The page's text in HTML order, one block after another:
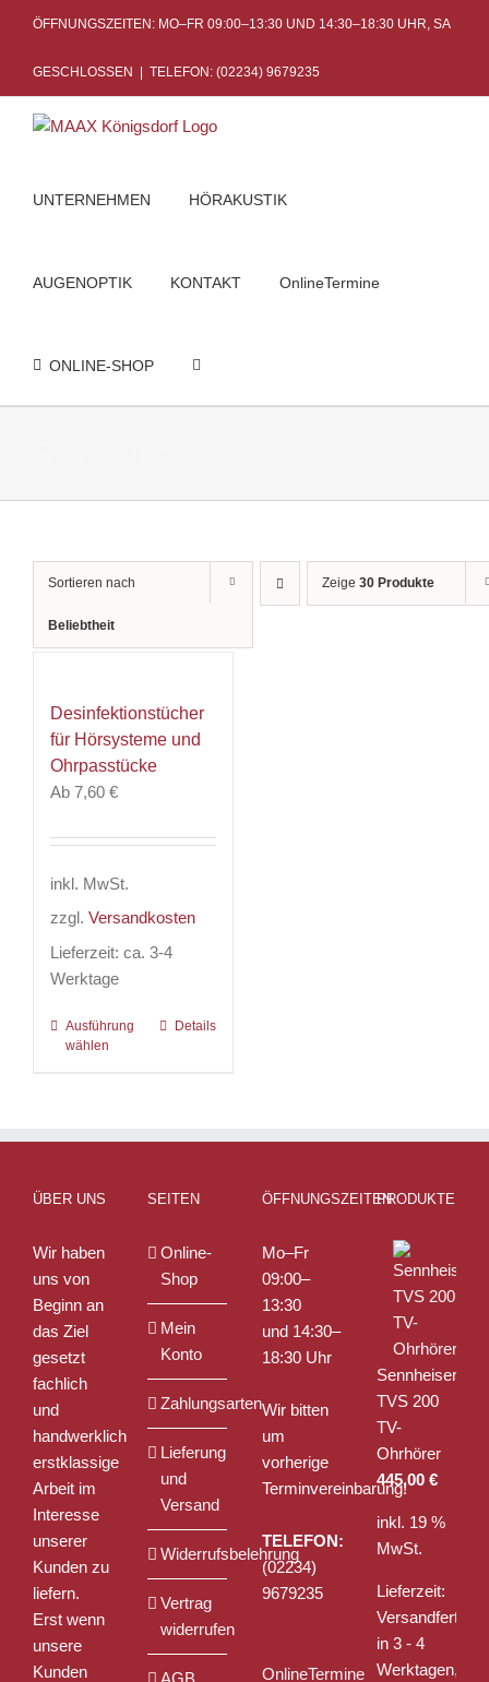
content
ÖFFNUNGSZEITEN: MO–FR 09:00–13:30 UND 14:30–18:30 UHR, SA
GESCHLOSSEN TELEFON: (02234) 9679235
UNTERNEHMEN HÖRAKUSTIK
AUGENOPTIK KONTAKT OnlineTermine
ONLINE-SHOP
Sortieren nach
Beliebtheit
Zeige 30 Produkte
Desinfektionstücher
für Hörsysteme und
Ohrpasstücke
Ab 7,60 €
inkl. MwSt.
zzgl. Versandkosten
Lieferzeit: ca. 3-4
Werktage
Ausführung
wählen
Dieses
auf
Details
ÜBER UNS
Wir haben
uns von
Beginn an
das Ziel
gesetzt
fachlich
und
handwerklich
erstklassige
Arbeit im
Interesse
unserer
Kunden zu
liefern.
Erst wenn
unsere
Kunden
SEITEN
Online-
Shop
Mein
Konto
Zahlungsarten
Lieferung
und
Versand
Widerrufsbelehrung
Vertrag
widerrufen
AGB
ÖFFNUNGSZEITEN
Mo–Fr
09:00–
13:30
und 14:30–
18:30 Uhr
Wir bitten
um
vorherige
Terminvereinbarung!
TELEFON:
(02234)
9679235
OnlineTermine
PRODUKTE
Sennheiser
TVS 200
TV-
Ohrhörer
445,00 €
inkl. 19 %
MwSt.
Lieferzeit:
Versandfertig
in 3 - 4
Werktagen,